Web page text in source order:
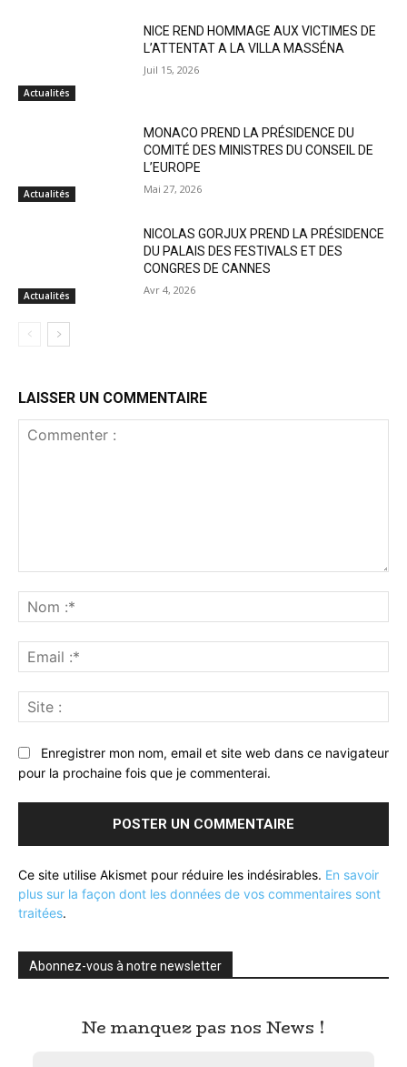
Actualités
NICE REND HOMMAGE AUX VICTIMES DE
L’ATTENTAT A LA VILLA MASSÉNA
Juil 15, 2026
Actualités
MONACO PREND LA PRÉSIDENCE DU
COMITÉ DES MINISTRES DU CONSEIL DE
L’EUROPE
Mai 27, 2026
Actualités
NICOLAS GORJUX PREND LA PRÉSIDENCE
DU PALAIS DES FESTIVALS ET DES
CONGRES DE CANNES
Avr 4, 2026
LAISSER UN COMMENTAIRE
:*
:*
:
Enregistrer mon nom, email et site web dans ce navigateur
pour la prochaine fois que je commenterai.
Ce site utilise Akismet pour réduire les indésirables. En savoir
plus sur la façon dont les données de vos commentaires sont
traitées.
Abonnez-vous à notre newsletter
Ne manquez pas nos News !